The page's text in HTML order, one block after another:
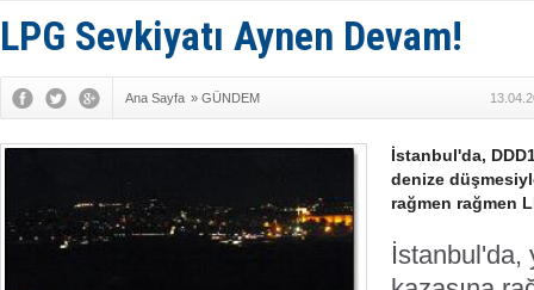
LPG Sevkiyatı Aynen Devam!
Ana Sayfa » GÜNDEM
İstanbul'da,
denize
rağmen rağmen
İstanbul'da,